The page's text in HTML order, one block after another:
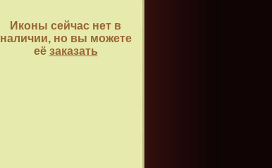
Иконы сейчас нет в
наличии, но вы можете
её заказать